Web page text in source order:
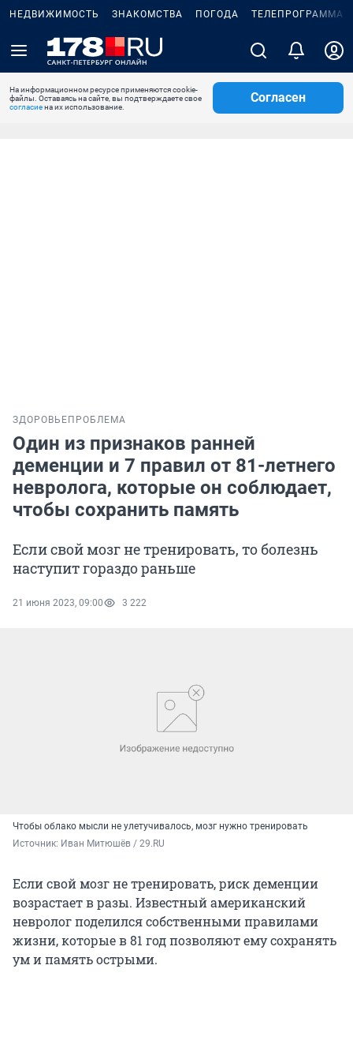
НЕДВИЖИМОСТЬ ЗНАКОМСТВА ПОГОДА ТЕЛЕПРОГРАММА
На информационном ресурсе применяются cookie-
файлы. Оставаясь на сайте, вы подтверждаете свое
согласиена их использование.
Согласен
ЗДОРОВЬЕ ПРОБЛЕМА
Один из признаков ранней
деменции и 7 правил от 81-летнего
невролога, которые он соблюдает,
чтобы сохранить память
Если свой мозг не тренировать, то болезнь
наступит гораздо раньше
21 июня 2023, 09:00 3 222
Чтобы облако мысли не улетучивалось, мозг нужно тренировать
Источник: Иван Митюшёв / 29.RU
Если свой мозг не тренировать, риск деменции
возрастает в разы. Известный американский
невролог поделился собственными правилами
жизни, которые в 81 год позволяют ему сохранять
ум и память острыми.